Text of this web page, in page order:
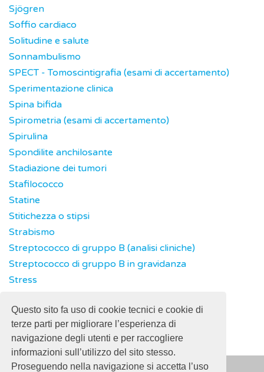
Questo sito fa uso di cookie tecnici e cookie di
terze parti per migliorare l’esperienza di
navigazione degli utenti e per raccogliere
informazioni sull’utilizzo del sito stesso.
Proseguendo nella navigazione si accetta l’uso
Sjögren
Soffio cardiaco
Solitudine e salute
Sonnambulismo
SPECT - Tomoscintigrafia (esami di accertamento)
Sperimentazione clinica
Spina bifida
Spirometria (esami di accertamento)
Spirulina
Spondilite anchilosante
Stadiazione dei tumori
Stafilococco
Statine
Stitichezza o stipsi
Strabismo
Streptococco di gruppo B (analisi cliniche)
Streptococco di gruppo B in gravidanza
Stress
Superfood